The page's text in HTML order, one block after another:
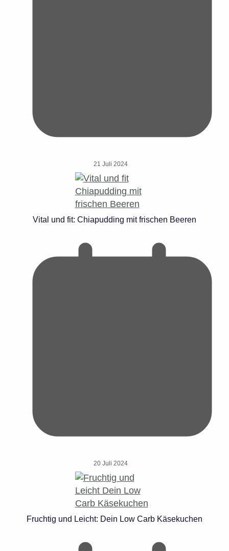
21 Juli 2024
Vital und fit: Chiapudding mit frischen Beeren
20 Juli 2024
Fruchtig und Leicht: Dein Low Carb Käsekuchen